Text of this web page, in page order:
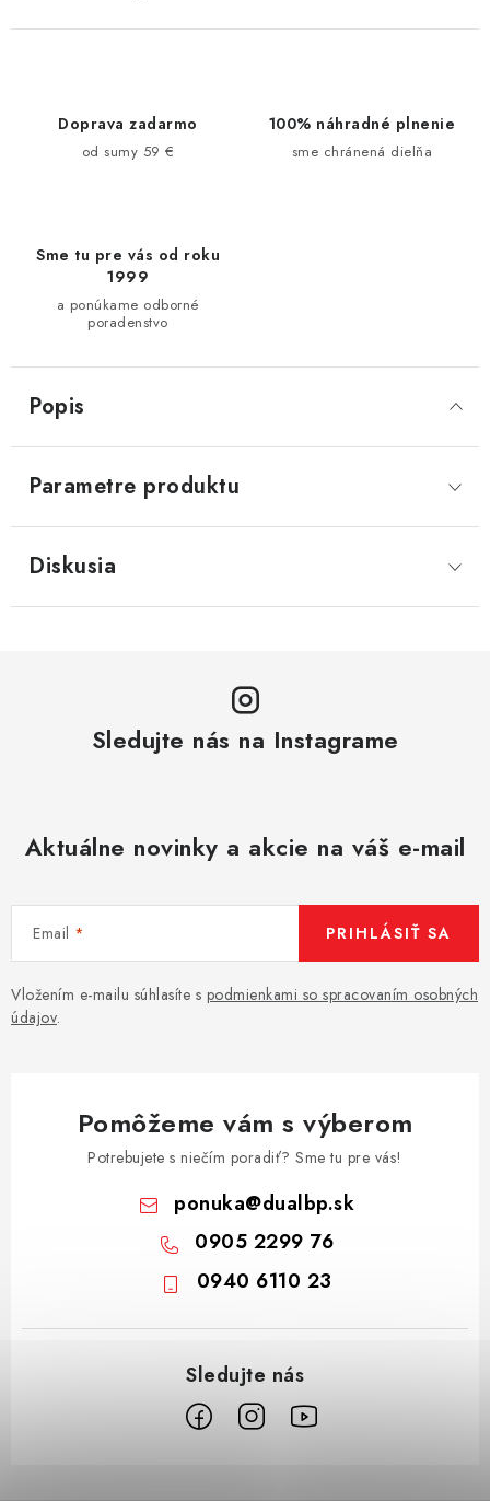
Doprava zadarmo
od sumy 59 €
100% náhradné plnenie
sme chránená dielňa
Sme tu pre vás od roku
1999
a ponúkame odborné
poradenstvo
Popis
Parametre produktu
Diskusia
Sledujte nás na Instagrame
Aktuálne novinky a akcie na váš e-mail
Email
Vložením e-mailu súhlasíte s podmienkami so spracovaním osobných
údajov.
PRIHLÁSIŤ SA
Pomôžeme vám s výberom
Potrebujete s niečím poradiť? Sme tu pre vás!
ponuka@dualbp.sk
0905 2299 76
0940 6110 23